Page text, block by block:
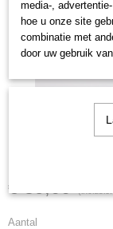
€ 59,00
Aantal
media-,
hoe u onze site
combinatie met
door uw gebruik